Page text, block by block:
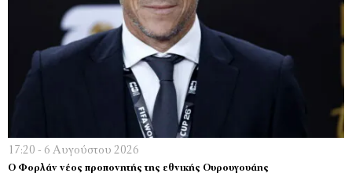
17:20 - 6 Αυγούστου 2026
Ο Φορλάν νέος προπονητής της εθνικής Ουρουγουάης